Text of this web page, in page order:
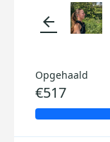
arrow_back
Opgehaald
€517